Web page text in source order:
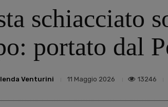
schiacciato
portato dal
Venturini 11 Maggio 2026 13246